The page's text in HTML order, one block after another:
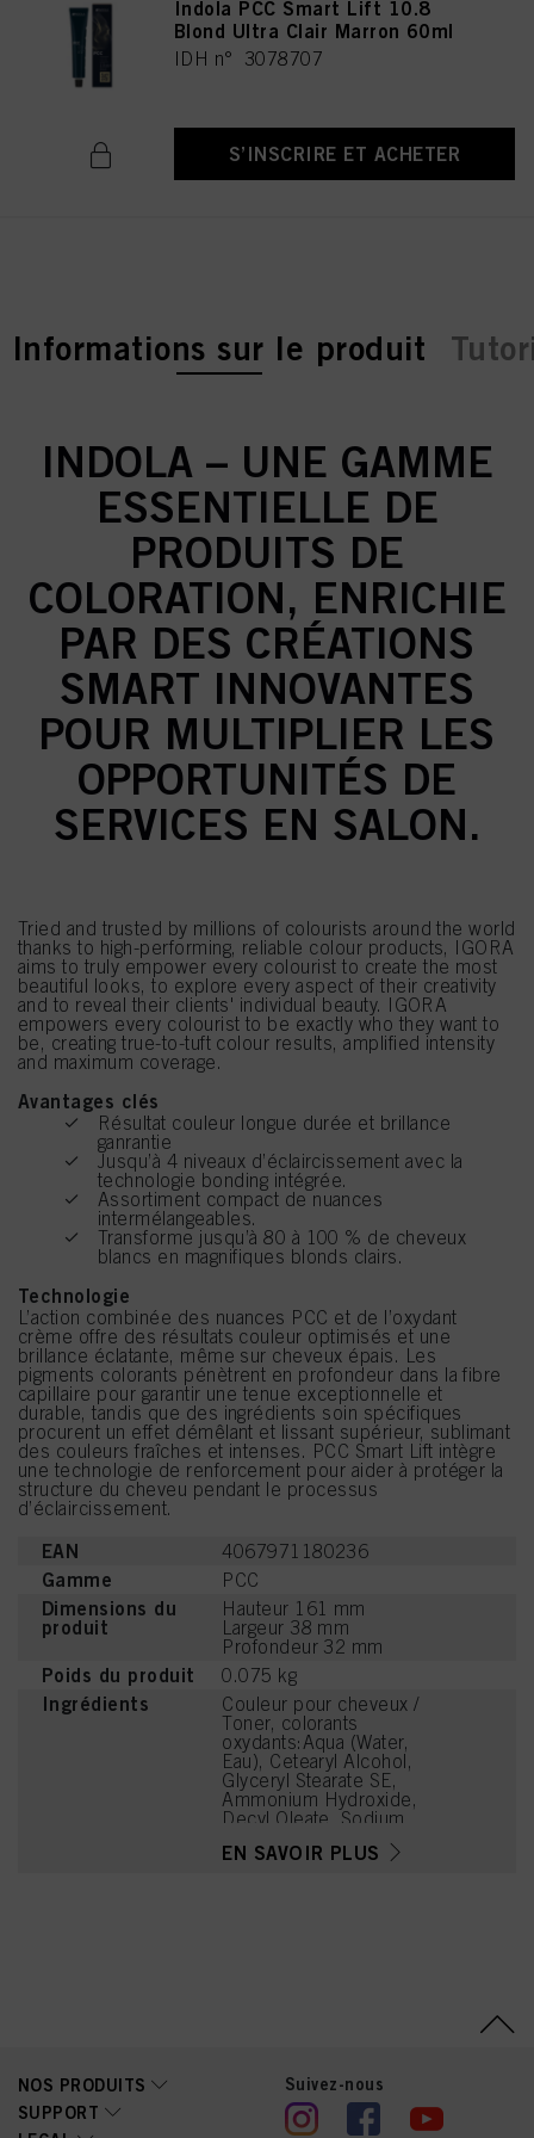
Indola PCC Smart Lift 10.8
Blond Ultra Clair Marron 60ml
IDH n° 3078707
S’INSCRIRE ET ACHETER
current tab:
Informations sur le produit
INDOLA – UNE GAMME
ESSENTIELLE DE
PRODUITS DE
COLORATION, ENRICHIE
PAR DES CRÉATIONS
SMART INNOVANTES
POUR MULTIPLIER LES
OPPORTUNITÉS DE
SERVICES EN SALON.
Tried and trusted by millions of colourists around the world
thanks to high-performing, reliable colour products, IGORA
aims to truly empower every colourist to create the most
beautiful looks, to explore every aspect of their creativity
and to reveal their clients' individual beauty. IGORA
empowers every colourist to be exactly who they want to
be, creating true-to-tuft colour results, amplified intensity
and maximum coverage.
Avantages clés
Résultat couleur longue durée et brillance
ganrantie
Jusqu’à 4 niveaux d’éclaircissement avec la
technologie bonding intégrée.
Assortiment compact de nuances
intermélangeables.
Transforme jusqu’à 80 à 100 % de cheveux
blancs en magnifiques blonds clairs.
Technologie
L’action combinée des nuances PCC et de l’oxydant
crème offre des résultats couleur optimisés et une
brillance éclatante, même sur cheveux épais. Les
pigments colorants pénètrent en profondeur dans la fibre
capillaire pour garantir une tenue exceptionnelle et
durable, tandis que des ingrédients soin spécifiques
procurent un effet démêlant et lissant supérieur, sublimant
des couleurs fraîches et intenses. PCC Smart Lift intègre
une technologie de renforcement pour aider à protéger la
structure du cheveu pendant le processus
d’éclaircissement.
EAN 4067971180236
Gamme PCC
Dimensions du
produit
Hauteur 161 mm
Largeur 38 mm
Profondeur 32 mm
Poids du produit 0.075 kg
Ingrédients
Couleur pour cheveux /
Toner, colorants
oxydants:Aqua (Water,
Eau), Cetearyl Alcohol,
Glyceryl Stearate SE,
Ammonium Hydroxide,
Decyl Oleate, Sodium
Acid, Parfum (Fragrance),
Carbomer, 1-Naphthol,
Sodium Sulfate, Ascorbic
Acid, 2-Methylresorcinol,
EN SAVOIR PLUS
NOS PRODUITS
SUPPORT
Suivez-nous